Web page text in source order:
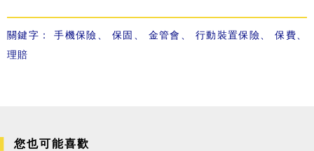
關鍵字：手機保險 保固 金管會 行動裝置保險 、保費
理賠
您也可能喜歡